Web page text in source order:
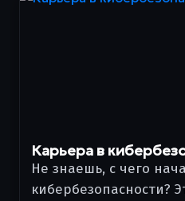
Карьера в
Не знаешь, с чего
кибербезопасности?